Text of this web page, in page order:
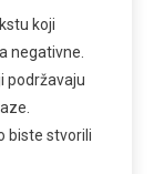
koji
negativne.
podržavaju
biste stvorili